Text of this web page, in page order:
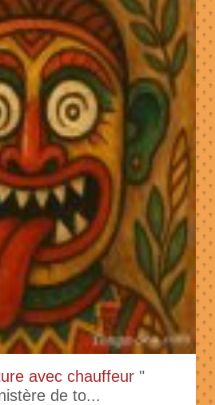
avec chauffeur "
de to...